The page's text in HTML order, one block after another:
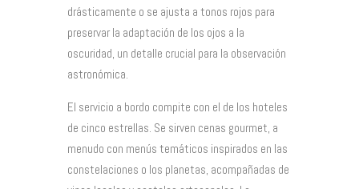
drásticamente o se ajusta a tonos rojos para
preservar la adaptación de los ojos a la
oscuridad, un detalle crucial para la observación
astronómica.
El servicio a bordo compite con el de los hoteles
de cinco estrellas. Se sirven cenas gourmet, a
menudo con menús temáticos inspirados en las
constelaciones o los planetas, acompañadas de